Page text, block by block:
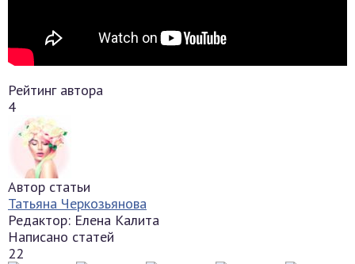
Рейтинг автора
4
Автор статьи
Татьяна Черкозьянова
Редактор: Елена Калита
Написано статей
22